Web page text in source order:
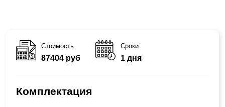
Стоимость
87404 руб
Сроки
1 дня
Комплектация